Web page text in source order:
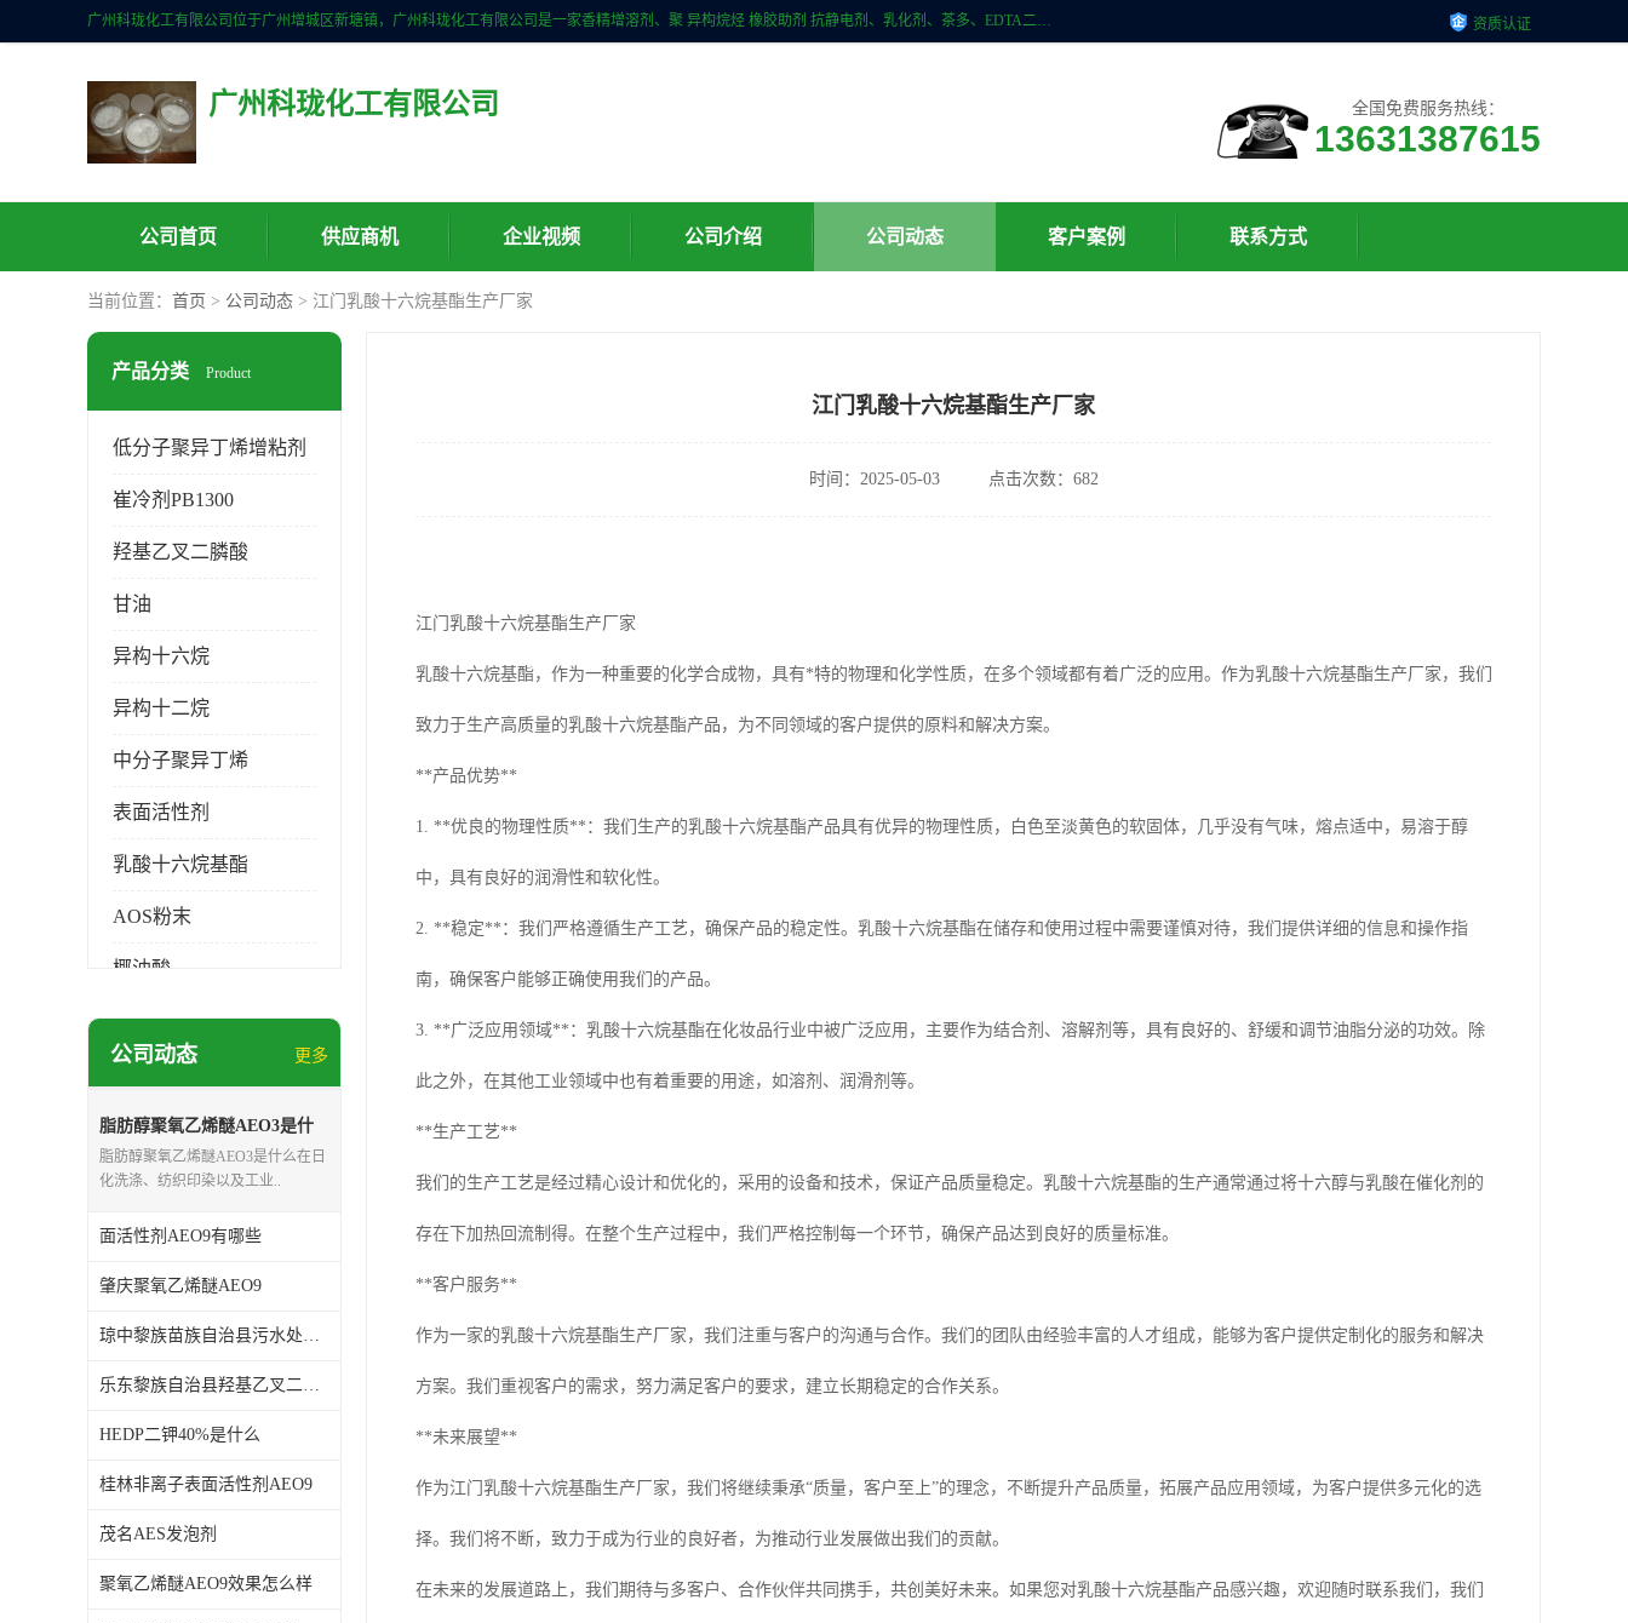
广州科珑化工有限公司位于广州增城区新塘镇，广州科珑化工有限公司是一家香精增溶剂、聚 异构烷烃 橡胶助剂 抗静电剂、乳化剂、茶多、EDTA二、清洗水等产品的经销批发。公司实力雄厚，重信用、守合同、保证产品质量，以多品种经营特色和薄利多销的原则，赢得了广大客户的信任。 资质认证
广州科珑化工有限公司 全国免费服务热线：
13631387615
公司首页 供应商机 企业视频 公司介绍 公司动态 客户案例 联系方式
当前位置： 首页 > 公司动态 > 江门乳酸十六烷基酯生产厂家
产品分类 Product
低分子聚异丁烯增粘剂
崔冷剂PB1300
羟基乙叉二膦酸
甘油
异构十六烷
异构十二烷
中分子聚异丁烯
表面活性剂
乳酸十六烷基酯
AOS粉末
椰油酸
月桂醇磺基琥珀酸酯二钠
谷氨酸钠
阳离子表面活性剂
葡萄糖酸钠
柠檬酸
二氧化硅
二丙二醇
分散剂
AEO9
氮化硼
纯碱
公司动态 更多
脂肪醇聚氧乙烯醚AEO3是什
么
脂肪醇聚氧乙烯醚AEO3是什么在日
化洗涤、纺织印染以及工业..
面活性剂AEO9有哪些
肇庆聚氧乙烯醚AEO9
琼中黎族苗族自治县污水处理剂HEDP
乐东黎族自治县羟基乙叉二磷酸
HEDP二钾40%是什么
桂林非离子表面活性剂AEO9
茂名AES发泡剂
聚氧乙烯醚AEO9效果怎么样
江门乳酸十六烷基酯生产厂家
时间：2025-05-03 点击次数：682
江门乳酸十六烷基酯生产厂家
乳酸十六烷基酯，作为一种重要的化学合成物，具有*特的物理和化学性质，在多个领域都有着广泛的应用。作为乳酸十六烷基酯生产厂家，我们
致力于生产高质量的乳酸十六烷基酯产品，为不同领域的客户提供的原料和解决方案。
**产品优势**
1. **优良的物理性质**：我们生产的乳酸十六烷基酯产品具有优异的物理性质，白色至淡黄色的软固体，几乎没有气味，熔点适中，易溶于醇
中，具有良好的润滑性和软化性。
2. **稳定**：我们严格遵循生产工艺，确保产品的稳定性。乳酸十六烷基酯在储存和使用过程中需要谨慎对待，我们提供详细的信息和操作指
南，确保客户能够正确使用我们的产品。
3. **广泛应用领域**：乳酸十六烷基酯在化妆品行业中被广泛应用，主要作为结合剂、溶解剂等，具有良好的、舒缓和调节油脂分泌的功效。除
此之外，在其他工业领域中也有着重要的用途，如溶剂、润滑剂等。
**生产工艺**
我们的生产工艺是经过精心设计和优化的，采用的设备和技术，保证产品质量稳定。乳酸十六烷基酯的生产通常通过将十六醇与乳酸在催化剂的
存在下加热回流制得。在整个生产过程中，我们严格控制每一个环节，确保产品达到良好的质量标准。
**客户服务**
作为一家的乳酸十六烷基酯生产厂家，我们注重与客户的沟通与合作。我们的团队由经验丰富的人才组成，能够为客户提供定制化的服务和解决
方案。我们重视客户的需求，努力满足客户的要求，建立长期稳定的合作关系。
**未来展望**
作为江门乳酸十六烷基酯生产厂家，我们将继续秉承“质量，客户至上”的理念，不断提升产品质量，拓展产品应用领域，为客户提供多元化的选
择。我们将不断，致力于成为行业的良好者，为推动行业发展做出我们的贡献。
在未来的发展道路上，我们期待与多客户、合作伙伴共同携手，共创美好未来。如果您对乳酸十六烷基酯产品感兴趣，欢迎随时联系我们，我们